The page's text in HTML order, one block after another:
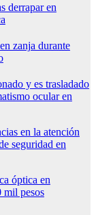
derrapar en
zanja durante
y es trasladado
ocular en
en la atención
seguridad en
óptica en
mil pesos